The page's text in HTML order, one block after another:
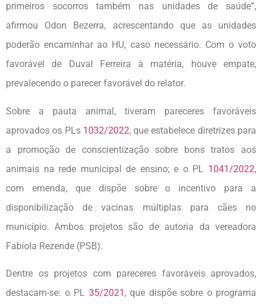
primeiros socorros também nas unidades de saúde”,
afirmou Odon Bezerra, acrescentando que as unidades
poderão encaminhar ao HU, caso necessário. Com o voto
favorável de Duval Ferreira à matéria, houve empate,
prevalecendo o parecer favorável do relator.
Sobre a pauta animal, tiveram pareceres favoráveis
aprovados os PLs 1032/2022, que estabelece diretrizes para
a promoção de conscientização sobre bons tratos aos
animais na rede municipal de ensino; e o PL 1041/2022,
com emenda, que dispõe sobre o incentivo para a
disponibilização de vacinas múltiplas para cães no
município. Ambos projetos são de autoria da vereadora
Fabíola Rezende (PSB).
Dentre os projetos com pareceres favoráveis aprovados,
destacam-se: o PL 35/2021 , que dispõe sobre o programa